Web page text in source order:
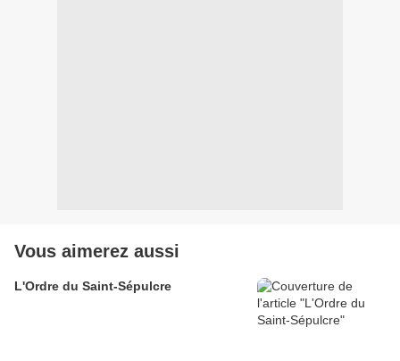
Vous aimerez aussi
L'Ordre du Saint-Sépulcre